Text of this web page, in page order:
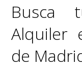
Busca
Alquiler
de